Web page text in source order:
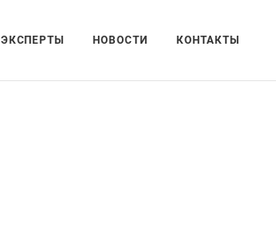
ЭКСПЕРТЫ НОВОСТИ КОНТАКТЫ